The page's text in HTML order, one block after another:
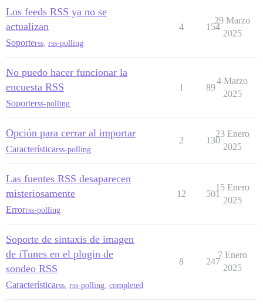
Los feeds RSS ya no se
actualizan
Soporterss rss-polling
4 154
29 Marzo
2025
No puedo hacer funcionar la
encuesta RSS
Soporterss-polling
1 89
4 Marzo
2025
Opción para cerrar al importar
Característicarss-polling
2 130
23 Enero
2025
Las fuentes RSS desaparecen
misteriosamente
Errorrss-polling
12 501
15 Enero
2025
Soporte de sintaxis de imagen
de iTunes en el plugin de
sondeo RSS
Característicarss rss-polling completed
8 247
7 Enero
2025